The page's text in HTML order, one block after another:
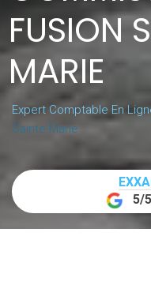
FUSION
MARIE
Expert Comptable En
Sainte-Marie
5/